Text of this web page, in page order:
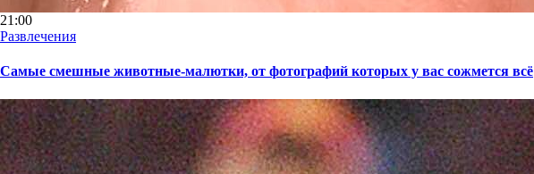
21:00
Развлечения
Самые смешные животные-малютки, от фотографий которых у вас сожмется всё